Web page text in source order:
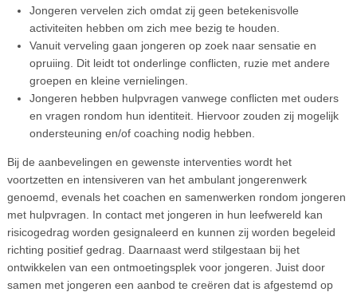
Jongeren vervelen zich omdat zij geen betekenisvolle
activiteiten hebben om zich mee bezig te houden.
Vanuit verveling gaan jongeren op zoek naar sensatie en
opruiing. Dit leidt tot onderlinge conflicten, ruzie met andere
groepen en kleine vernielingen.
Jongeren hebben hulpvragen vanwege conflicten met ouders
en vragen rondom hun identiteit. Hiervoor zouden zij mogelijk
ondersteuning en/of coaching nodig hebben.
Bij de aanbevelingen en gewenste interventies wordt het
voortzetten en intensiveren van het ambulant jongerenwerk
genoemd, evenals het coachen en samenwerken rondom jongeren
met hulpvragen. In contact met jongeren in hun leefwereld kan
risicogedrag worden gesignaleerd en kunnen zij worden begeleid
richting positief gedrag. Daarnaast werd stilgestaan bij het
ontwikkelen van een ontmoetingsplek voor jongeren. Juist door
samen met jongeren een aanbod te creëren dat is afgestemd op